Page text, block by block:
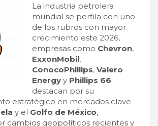
La industria petrolera
mundial se perfila con uno
de los rubros con mayor
crecimiento este 2026,
empresas como Chevron,
ExxonMobil,
ConocoPhillips, Valero
Energy y Phillips 66
destacan por su
estratégico en mercados clave
y el Golfo de México,
cambios geopolíticos recientes y